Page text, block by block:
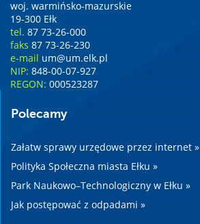
woj. warmińsko-mazurskie
19-300 Ełk
tel. 87 73-26-000
faks 87 73-26-230
e-mail um@um.elk.pl
NIP: 848-00-07-927
REGON: 000523287
Polecamy
Załatw sprawy urzędowe przez internet »
Polityka Społeczna miasta Ełku »
Park Naukowo–Technologiczny w Ełku »
Jak postępować z odpadami »